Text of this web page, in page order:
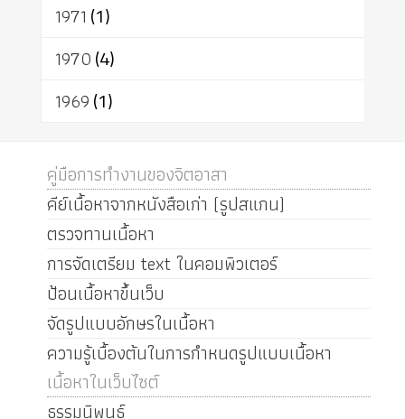
1971 (1)
1970(4)
1969(1)
คู่มือการทำงานของจิตอาสา
คีย์เนื้อหาจากหนังสือเก่า (รูปสแกน)
ตรวจทานเนื้อหา
การจัดเตรียม text ในคอมพิวเตอร์
ป้อนเนื้อหาขึ้นเว็บ
จัดรูปแบบอักษรในเนื้อหา
ความรู้เบื้องต้นในการกำหนดรูปแบบเนื้อหา
เนื้อหาในเว็บไซต์
ธรรมนิพนธ์